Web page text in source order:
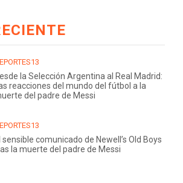
la Selección Argentina al Real Madrid:
reacciones del mundo del fútbol a la
del padre de Messi
sensible comunicado de Newell’s Old Boys
la muerte del padre de Messi